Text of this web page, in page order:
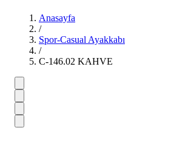
Anasayfa
/
Spor-Casual Ayakkabı
/
C-146.02 KAHVE